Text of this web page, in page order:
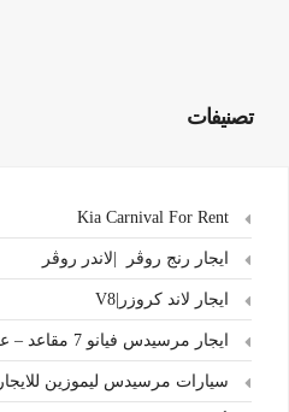
تصنيفات
ايجار رنج روڤر |لاندر روڤر
ايجار لاند كروزر|V8
ايجار مرسيدس فيانو 7 مقاعد – عروض المطار الخاصة
سيارات مرسيدس ليموزين للايجار